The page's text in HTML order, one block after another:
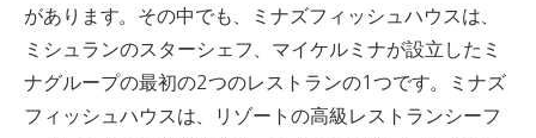
があります。 その中でも、ミナズフィッシュハウスは、
ミシュランのスターシェフ、マイケルミナが設立したミ
ナグループの最初の2つのレストランの1つです。
ミナズ
フィッシュハウスは、リゾートの高級レストランシーフ